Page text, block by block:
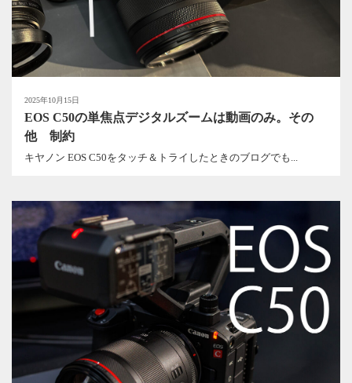
2025年10月15日
EOS C50の単焦点デジタルズームは動画のみ。その
他 制約
キヤノン EOS C50をタッチ＆トライしたときのブログでも...